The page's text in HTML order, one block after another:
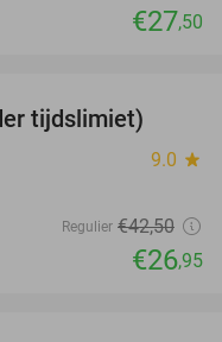
€27,50
tijdslimiet)
9.0 star
Regulier €42,50
€26,95